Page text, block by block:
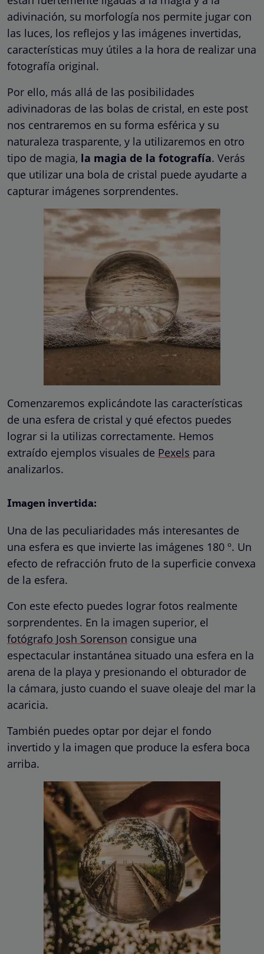
adivinación, su morfología nos permite jugar con
las luces, los reflejos y las imágenes invertidas,
características muy útiles a la hora de realizar una
fotografía original.
Por ello, más allá de las posibilidades
adivinadoras de las bolas de cristal, en este post
nos centraremos en su forma esférica y su
naturaleza trasparente, y la utilizaremos en otro
tipo de magia, la magia de la fotografía. Verás
que utilizar una bola de cristal puede ayudarte a
capturar imágenes sorprendentes.
Comenzaremos explicándote las características
de una esfera de cristal y qué efectos puedes
lograr si la utilizas correctamente. Hemos
extraído ejemplos visuales de Pexels para
analizarlos.
Imagen invertida:
Una de las peculiaridades más interesantes de
una esfera es que invierte las imágenes 180 º. Un
efecto de refracción fruto de la superficie convexa
de la esfera.
Con este efecto puedes lograr fotos realmente
sorprendentes. En la imagen superior, el
fotógrafo Josh Sorenson consigue una
espectacular instantánea situado una esfera en la
arena de la playa y presionando el obturador de
la cámara, justo cuando el suave oleaje del mar la
acaricia.
También puedes optar por dejar el fondo
invertido y la imagen que produce la esfera boca
arriba.